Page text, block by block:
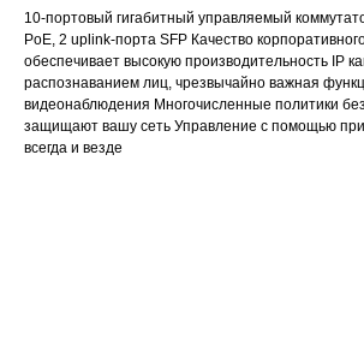
10-портовый гигабитный управляемый
PoE, 2 uplink-порта SFP Качество
обеспечивает высокую производительность IP
распознаванием лиц, чрезвычайно важная
видеонаблюдения Многочисленные политики
защищают вашу сеть Управление с помощью
всегда и везде